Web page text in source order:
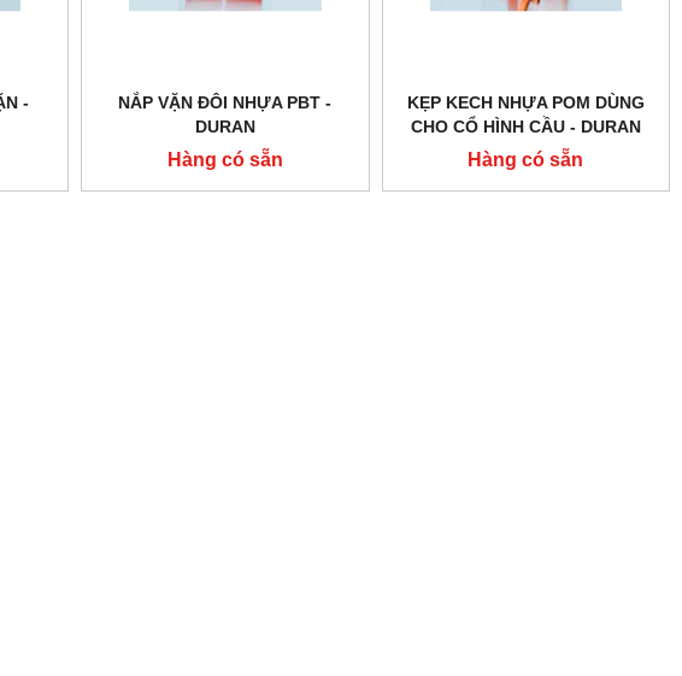
-
NẮP VẶN ĐÔI NHỰA PBT -
DURAN
Hàng có sẵn
KẸP KECH NHỰA POM DÙNG
CHO CỔ HÌNH CẦU - DURAN
Hàng có sẵn